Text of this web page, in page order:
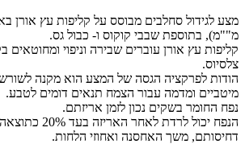
מ""מ), בתוספת שבבי קוקוס ו- כבול גס.
צלסיוס.
הודות לפרקציה הגסה של המצע הוא מקנה
מיטביים ומדמה עבור הצמח תנאים דומים לטבע.
נפח החומר בשקים נכון לזמן אריזתם.
הנפח יכול לרדת
דחיסותם, משך האחסנה ואחוזי הלחות.